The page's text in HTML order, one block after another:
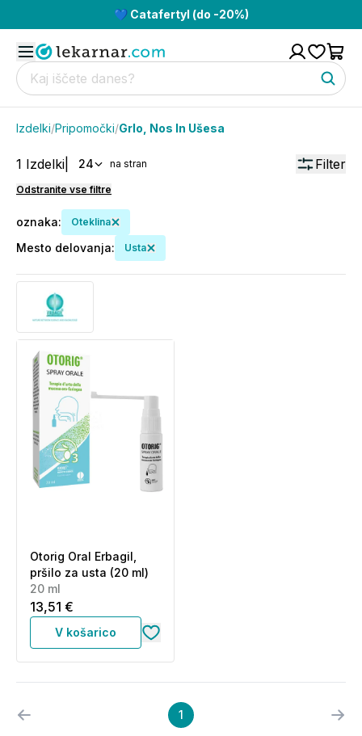
💙 Catafertyl (do -20%)
Izdelki/Pripomočki/Grlo, Nos In Ušesa
1 Izdelki 24 na stran Filter
Odstranite vse filtre
oznaka: Oteklina
Mesto delovanja: Usta
Otorig Oral Erbagil,
pršilo za usta (20 ml)
20 ml
13,51 €
V košarico
1